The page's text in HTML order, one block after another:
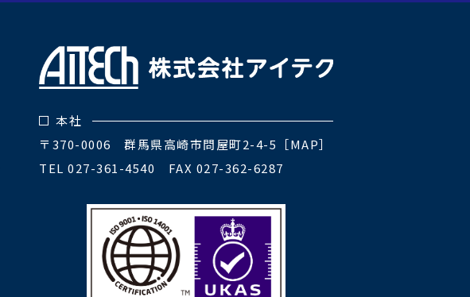
本社
〒370-0006 群馬県高崎市問屋町2-4-5［MAP］
TEL 027-361-4540 FAX 027-362-6287